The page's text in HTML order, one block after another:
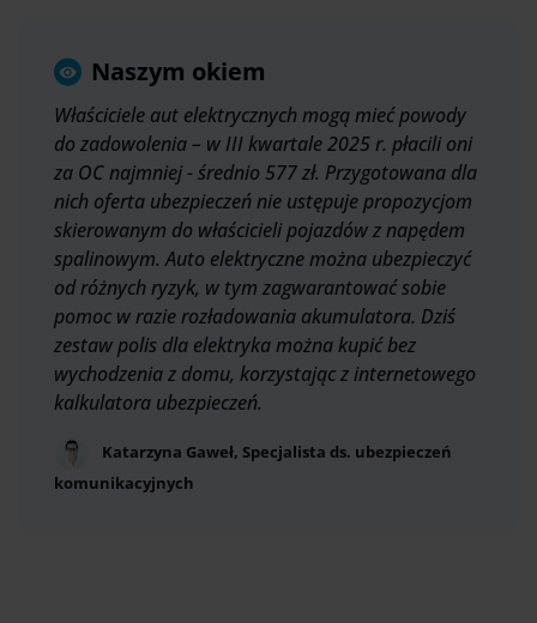
Naszym okiem
Właściciele aut elektrycznych mogą mieć powody
do zadowolenia – w III kwartale 2025 r. płacili oni
za OC najmniej - średnio 577 zł. Przygotowana dla
nich oferta ubezpieczeń nie ustępuje propozycjom
skierowanym do właścicieli pojazdów z napędem
spalinowym. Auto elektryczne można ubezpieczyć
od różnych ryzyk, w tym zagwarantować sobie
pomoc w razie rozładowania akumulatora. Dziś
zestaw polis dla elektryka można kupić bez
wychodzenia z domu, korzystając z internetowego
kalkulatora ubezpieczeń.
Katarzyna Gaweł, Specjalista ds. ubezpieczeń
komunikacyjnych